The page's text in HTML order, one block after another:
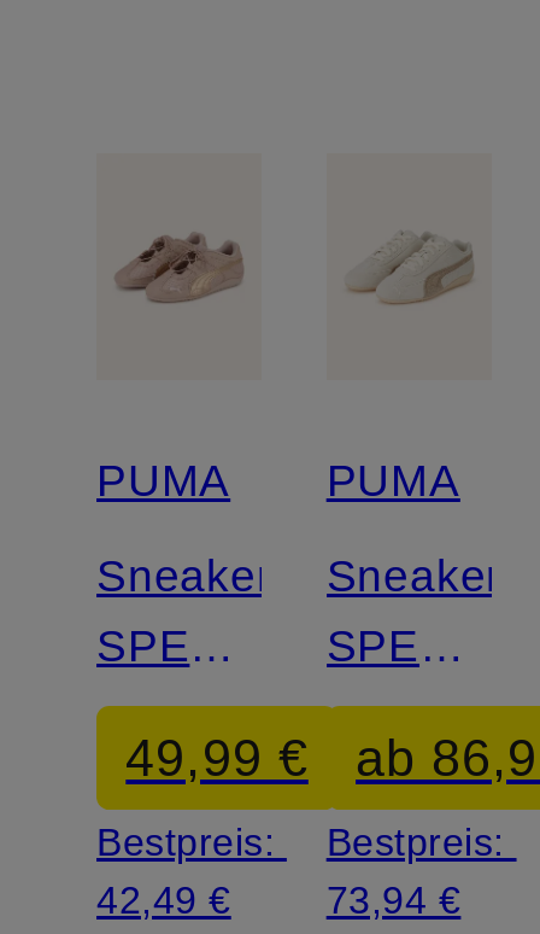
PUMA
Sneaker
SPEEDCAT
GO
MESH
49,99 €
Bestpreis:
42,49 €
PUMA
Sneaker
ab
Bestpreis:
73,94 €